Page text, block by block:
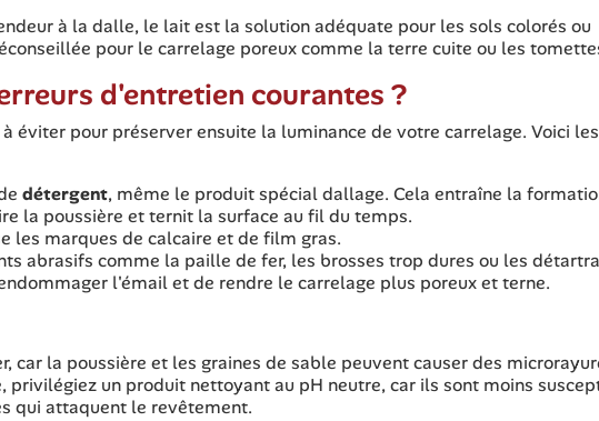
à la dalle, le lait est la solution adéquate pour les sols colorés ou
pour le carrelage poreux comme la terre cuite ou les
d'entretien courantes ?
éviter pour préserver ensuite la luminance de votre carrelage. Voici les
détergent, même le produit spécial dallage. Cela entraîne la
la poussière et ternit la surface au fil du temps.
les marques de calcaire et de film gras.
abrasifs comme la paille de fer, les brosses trop dures ou les
l'émail et de rendre le carrelage plus poreux et terne.
car la poussière et les graines de sable peuvent causer des
privilégiez un produit nettoyant au pH neutre, car ils sont moins
qui attaquent le revêtement.